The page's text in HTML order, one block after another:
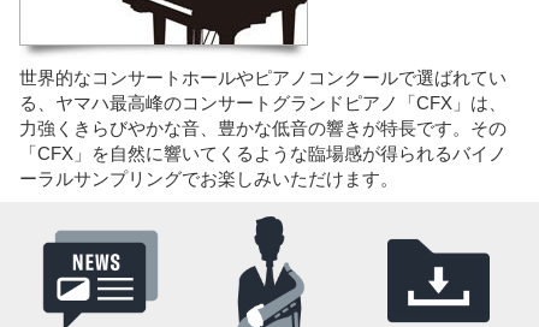
世界的なコンサートホールやピアノコンクールで選ばれてい
る、ヤマハ最高峰のコンサートグランドピアノ「CFX」は、
力強くきらびやかな音、豊かな低音の響きが特長です。その
「CFX」を自然に響いてくるような臨場感が得られるバイノ
ーラルサンプリングでお楽しみいただけます。